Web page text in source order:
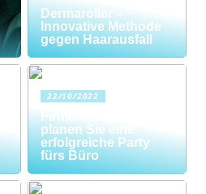
Dermaroller –
Innovative Methode
gegen Haarausfall
22/10/2022
Firmenfeier? So
planen Sie eine
erfolgreiche Party
fürs Büro